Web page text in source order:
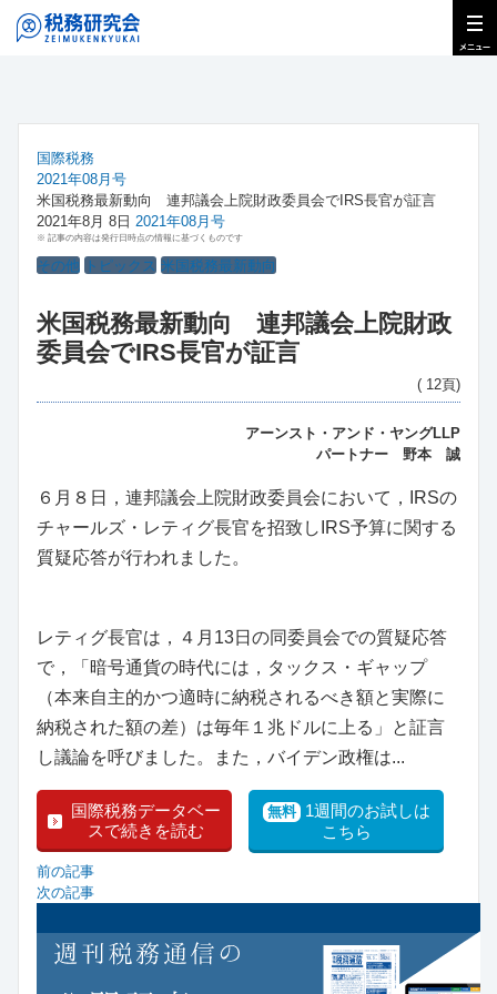
国際税務
2021年08月号
米国税務最新動向 連邦議会上院財政委員会でIRS長官が証言
2021年8月 8日 2021年08月号
※ 記事の内容は発行日時点の情報に基づくものです
その他 トピックス 米国税務最新動向
米国税務最新動向 連邦議会上院財政
委員会でIRS長官が証言
( 12頁)
アーンスト・アンド・ヤングLLP
パートナー 野本 誠
６月８日，連邦議会上院財政委員会において，IRSの
チャールズ・レティグ長官を招致しIRS予算に関する
質疑応答が行われました。
レティグ長官は，４月13日の同委員会での質疑応答
で，「暗号通貨の時代には，タックス・ギャップ
（本来自主的かつ適時に納税されるべき額と実際に
納税された額の差）は毎年１兆ドルに上る」と証言
し議論を呼びました。また，バイデン政権は...
国際税務データベー
スで続きを読む
無料 1週間のお試しは
こちら
前の記事
次の記事